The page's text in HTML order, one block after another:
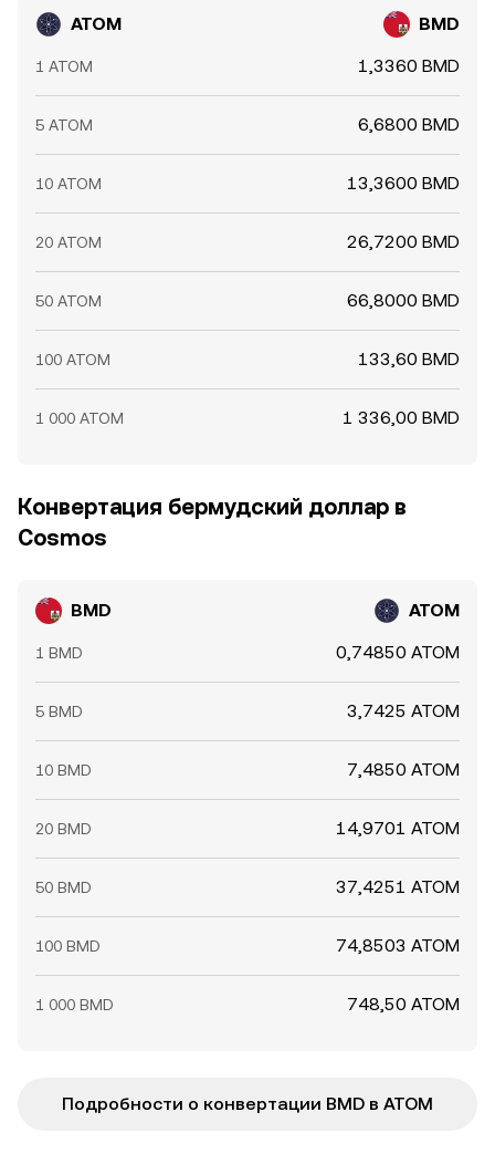
ATOM (положительные или отрицательные
funding‑ставки указывают на дисбаланс спроса между
лонгами и шортами), экспирации опционов там, где
поток ликвидного стейкинга между протоколами —
всё это придаёт дополнительную волатильность
поверх структурных драйверов.
ATOM BMD
1 ATOM 1,3360 BMD
5 ATOM 6,6800 BMD
10 ATOM 13,3600 BMD
20 ATOM 26,7200 BMD
50 ATOM 66,8000 BMD
100 ATOM 133,60 BMD
1 000 ATOM 1 336,00 BMD
Конвертация бермудский доллар в
Cosmos
BMD ATOM
1 BMD 0,74850 ATOM
5 BMD 3,7425 ATOM
10 BMD 7,4850 ATOM
20 BMD 14,9701 ATOM
50 BMD 37,4251 ATOM
100 BMD 74,8503 ATOM
1 000 BMD 748,50 ATOM
Подробности о конвертации BMD в ATOM